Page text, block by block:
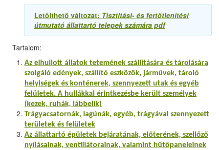
Letölthető változat: Tisztítási- és fertőtlenítési
útmutató állattartó telepek számára pdf
Tartalom:
Az elhullott állatok tetemének szállítására és tárolására
szolgáló edények, szállító eszközök, járművek, tároló
helyiségek és konténerek, szennyezett utak és egyéb
felületek. A hullákkal érintkezésbe került személyek
(kezek, ruhák, lábbelik)
Trágyacsatornák, lagúnák, egyéb, trágyával szennyezett
területek és felületek
Az állattartó épületek bejáratának, előterének, szellőző
nyílásainak, ventillátorainak, valamint hűtőpaneleinek